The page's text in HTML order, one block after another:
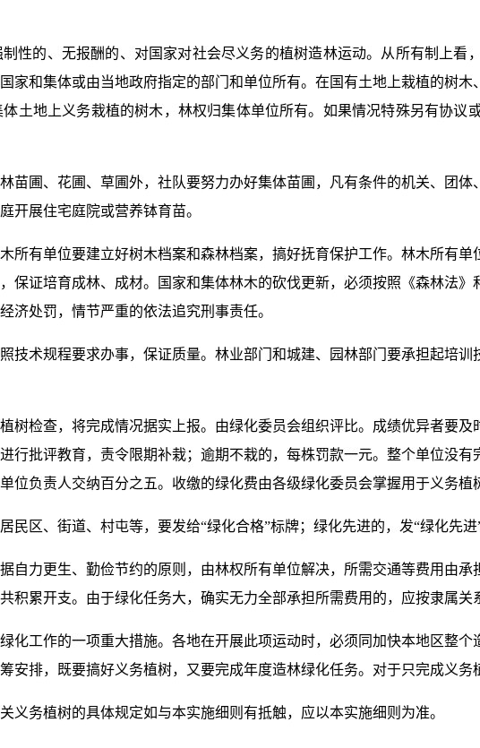
性的、无报酬的、对国家对社会尽义务的植树造林运动。从所有制上
家和集体或由当地政府指定的部门和单位所有。在国有土地上栽植的树
土地上义务栽植的树木，林权归集体单位所有。如果情况特殊另有协议
苗圃、花圃、草圃外，社队要努力办好集体苗圃，凡有条件的机关、团
开展住宅庭院或营养钵育苗。
所有单位要建立好树木档案和森林档案，搞好抚育保护工作。林木所有
保证培育成林、成材。国家和集体林木的砍伐更新，必须按照《森林法
济处罚，情节严重的依法追究刑事责任。
技术规程要求办事，保证质量。林业部门和城建、园林部门要承担起培
树检查，将完成情况据实上报。由绿化委员会组织评比。成绩优异者要
行批评教育，责令限期补栽；逾期不栽的，每株罚款一元。整个单位没
位负责人交纳百分之五。收缴的绿化费由各级绿化委员会掌握用于义务
民区、街道、村屯等，要发给“绿化合格”标牌；绿化先进的，发“绿化先进
自力更生、勤俭节约的原则，由林权所有单位解决，所需交通等费用由
积累开支。由于绿化任务大，确实无力全部承担所需费用的，应按隶属关
化工作的一项重大措施。各地在开展此项运动时，必须同加快本地区整个
安排，既要搞好义务植树，又要完成年度造林绿化任务。对于只完成义务
义务植树的具体规定如与本实施细则有抵触，应以本实施细则为准。